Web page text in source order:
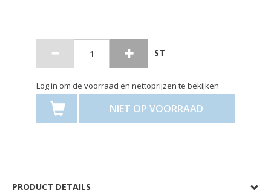
ST
Log in om de voorraad en nettoprijzen te bekijken
NIET OP VOORRAAD
PRODUCT DETAILS